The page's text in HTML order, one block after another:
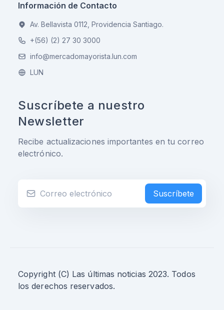
Información de Contacto
Av. Bellavista 0112, Providencia Santiago.
+(56) (2) 27 30 3000
info@mercadomayorista.lun.com
LUN
Suscríbete a nuestro
Newsletter
Recibe actualizaciones importantes en tu correo
electrónico.
Suscríbete
Copyright (C) Las últimas noticias 2023. Todos
los derechos reservados.